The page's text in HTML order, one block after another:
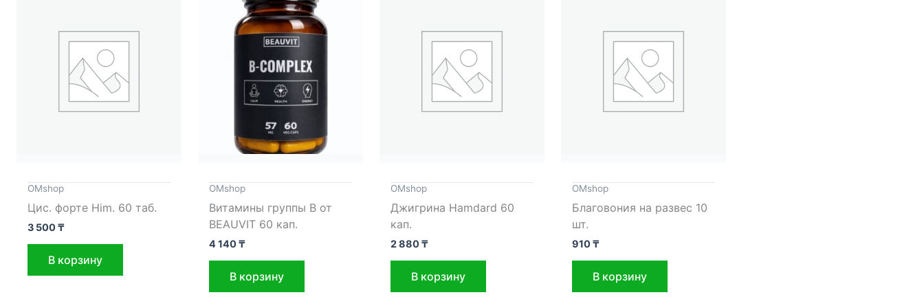
OMshop
Цис. форте Him. 60 таб.
3 500₸
В корзину
OMshop
Витамины группы В от
BEAUVIT 60 кап.
4 140₸
В корзину
OMshop
Джигрина Hamdard 60
кап.
2 880₸
В корзину
OMshop
Благовония на развес 10
шт.
910₸
В корзину